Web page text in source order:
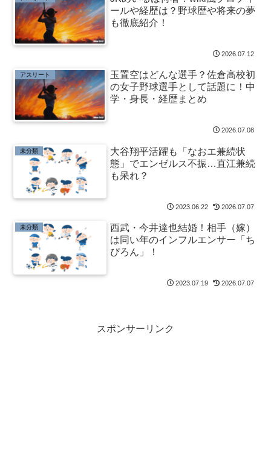
ールや経歴は？野球歴や将来の夢
も徹底紹介！
2026.07.12
アスリート
玉置空はどんな選手？佐倉高校初
の女子野球選手として話題に！中
学・身長・経歴まとめ
2026.07.08
未分類
大谷翔平活躍も「なおエ兼続状
態」でエンゼルス不振…直江兼続
も呆れ？
2023.06.22 2026.07.07
未分類
西武・今井達也結婚！相手（嫁）
は同い年のインフルエンサー「ち
ぴろん」！
2023.07.19 2026.07.07
スポンサーリンク